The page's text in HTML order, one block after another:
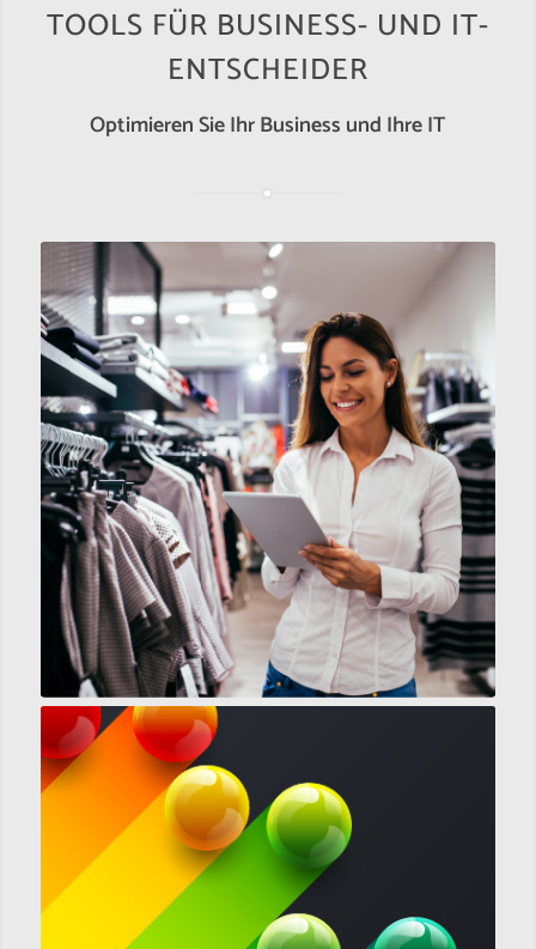
TOOLS FÜR BUSINESS- UND IT-
ENTSCHEIDER
Optimieren Sie Ihr Business und Ihre IT